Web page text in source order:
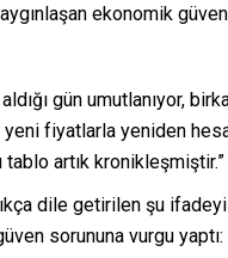
ekonomik
aldığı gün umutlanıyor,
yeni fiyatlarla yeniden
tablo artık kronikleşmiştir.”
dile getirilen şu ifadeyi
sorununa vurgu yaptı: